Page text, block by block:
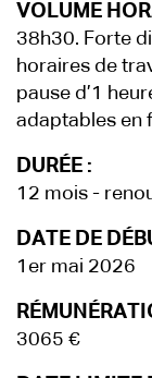
VOLUME
38h30. Forte
horaires de
pause d’1
adaptables en
DURÉE :
12 mois -
DATE DE
1er mai 2026
3065 €